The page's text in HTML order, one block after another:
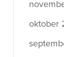
oktober